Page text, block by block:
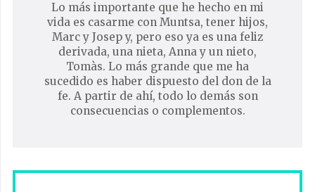
Lo más importante que he hecho en mi
vida es casarme con Muntsa, tener hijos,
Marc y Josep y, pero eso ya es una feliz
derivada, una nieta, Anna y un nieto,
Tomàs. Lo más grande que me ha
sucedido es haber dispuesto del don de la
fe. A partir de ahí, todo lo demás son
consecuencias o complementos.